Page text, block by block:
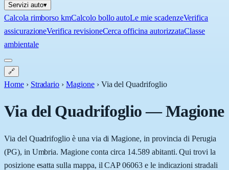
Servizi auto▾
Calcola rimborso kmCalcolo bollo autoLe mie scadenzeVerifica
assicurazioneVerifica revisioneCerca officina autorizzataClasse
ambientale
🔗
Home › Stradario › Magione › Via del Quadrifoglio
Via del Quadrifoglio—Magione
Via del Quadrifoglio è una via di Magione, in provincia di Perugia
(PG), in Umbria. Magione conta circa 14.589 abitanti. Qui trovi la
posizione esatta sulla mappa, il CAP 06063 e le indicazioni stradali